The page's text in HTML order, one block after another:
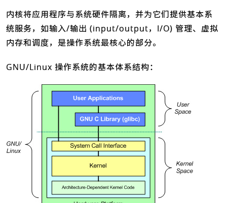
内核将应用程序与系统硬件隔离，并为它们提供基本系
统服务，如输入/输出 (input/output，I/O) 管理、虚拟
内存和调度，是操作系统最核心的部分。
GNU/Linux 操作系统的基本体系结构：